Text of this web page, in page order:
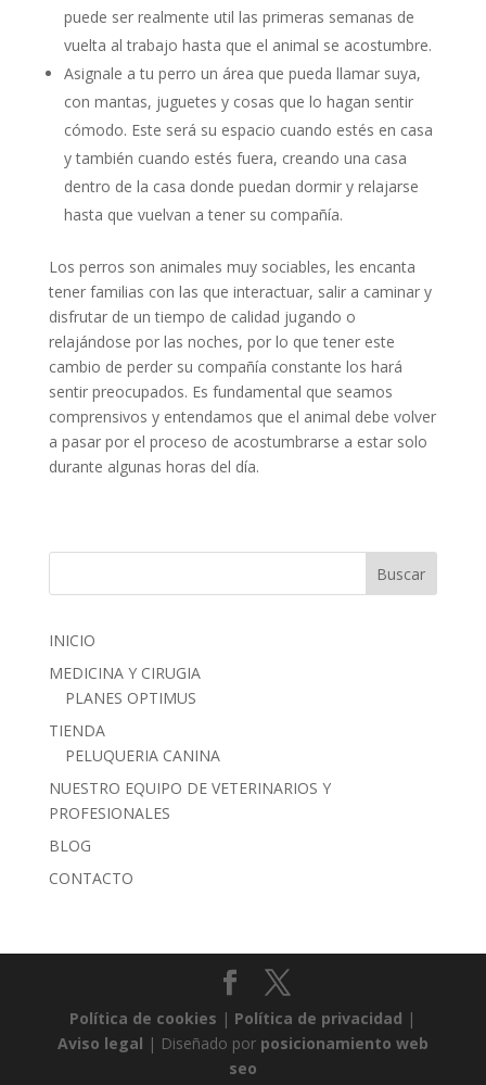
puede ser realmente util las primeras semanas de
vuelta al trabajo hasta que el animal se acostumbre.
Asignale a tu perro un área que pueda llamar suya,
con mantas, juguetes y cosas que lo hagan sentir
cómodo. Este será su espacio cuando estés en casa
y también cuando estés fuera, creando una casa
dentro de la casa donde puedan dormir y relajarse
hasta que vuelvan a tener su compañía.
Los perros son animales muy sociables, les encanta
tener familias con las que interactuar, salir a caminar y
disfrutar de un tiempo de calidad jugando o
relajándose por las noches, por lo que tener este
cambio de perder su compañía constante los hará
sentir preocupados. Es fundamental que seamos
comprensivos y entendamos que el animal debe volver
a pasar por el proceso de acostumbrarse a estar solo
durante algunas horas del día.
INICIO
MEDICINA Y CIRUGIA
PLANES OPTIMUS
TIENDA
PELUQUERIA CANINA
NUESTRO EQUIPO DE VETERINARIOS Y
PROFESIONALES
BLOG
CONTACTO
Política de cookies | Política de privacidad |
Aviso legal | Diseñado por posicionamiento web
seo